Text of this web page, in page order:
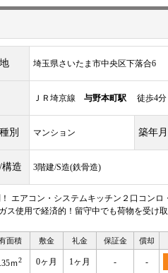
埼玉県さいたま市中央区下落合6
ＪＲ埼京線 与野本町駅 徒歩4分
別 マンション 築年月
構造 3階建/S造(鉄骨造)
エアコン・システムキッチン２口コンロ
使用で経済的！留守中でも荷物を受け
面積 敷金 礼金 保証金 償却
ｍ2 0ヶ月 1ヶ月 - -